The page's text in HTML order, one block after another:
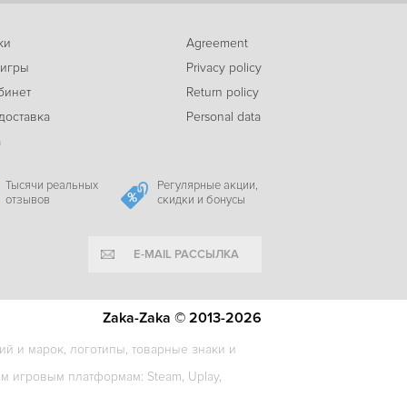
-88%
Eternity: The Last Unicorn
97c
Agreement
Privacy policy
Return policy
Personal data
Тысячи реальных
отзывов
Регулярные акции,
скидки и бонусы
E-MAIL РАССЫЛКА
и марок, логотипы, товарные знаки и
игровым платформам: Steam, Uplay,
Zaka-Zaka © 2013-2026